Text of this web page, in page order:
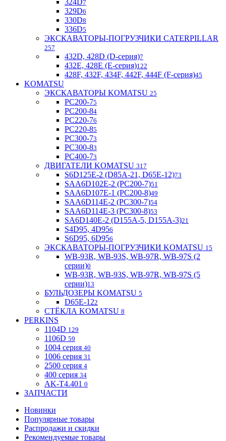
324D7
329D6
330D8
336D5
ЭКСКАВАТОРЫ-ПОГРУЗЧИКИ CATERPILLAR
257
432D, 428D (D-серия)7
432E, 428E (E-серия)122
428F, 432F, 434F, 442F, 444F (F-серия)45
KOMATSU
ЭКСКАВАТОРЫ KOMATSU 25
PC200-75
PC200-84
PC220-76
PC220-85
PC300-73
PC300-83
PC400-73
ДВИГАТЕЛИ KOMATSU 317
S6D125E-2 (D85A-21, D65E-12)73
SAA6D102E-2 (PC200-7)51
SAA6D107E-1 (PC200-8)49
SAA6D114E-2 (PC300-7)54
SAA6D114E-3 (PC300-8)53
SA6D140E-2 (D155A-5, D155A-3)21
S4D95, 4D956
S6D95, 6D956
ЭКСКАВАТОРЫ-ПОГРУЗЧИКИ KOMATSU 15
WB-93R, WB-93S, WB-97R, WB-97S (2
серии)0
WB-93R, WB-93S, WB-97R, WB-97S (5
серии)13
БУЛЬДОЗЕРЫ KOMATSU 5
D65E-122
СТЁКЛА KOMATSU 8
PERKINS
1104D 129
1106D 59
1004 серия 40
1006 серия 31
2500 серия 4
400 серия 34
AK-T4.401 0
ЗАПЧАСТИ
Новинки
Популярные товары
Распродажи и скидки
Рекомендуемые товары